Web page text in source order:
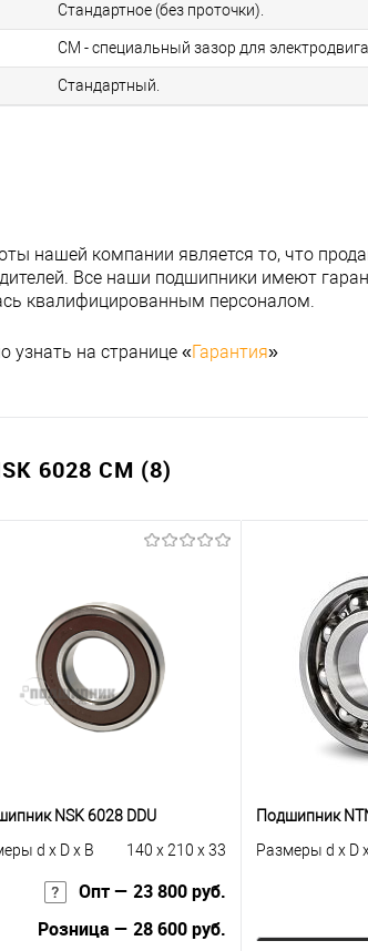
Стандартное (без проточки).
CM - специальный зазор для
Стандартный.
нашей компании является то, что
Все наши подшипники имеют
квалифицированным персоналом.
на странице «Гарантия»
6028 CM (8)
NSK 6028 DDU
d x D x B
140 x 210 x 33
Опт — 23 800 руб.
Розница — 28 600 руб.
Подшипник
Размеры d x D